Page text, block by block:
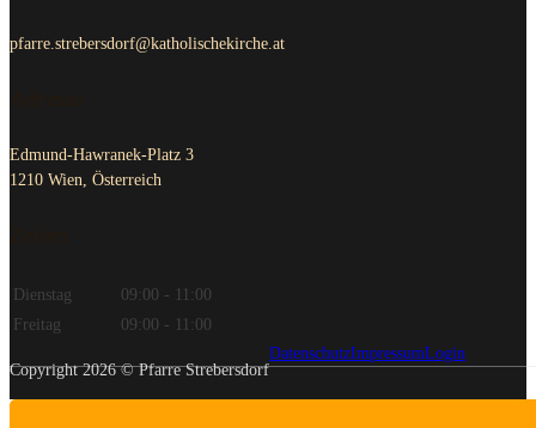
pfarre.strebersdorf@katholischekirche.at
Edmund-Hawranek-Platz 3
1210 Wien, Österreich
Dienstag
09:00 - 11:00
Freitag
09:00 - 11:00
Copyright 2026 © Pfarre Strebersdorf
DatenschutzImpressumLogin